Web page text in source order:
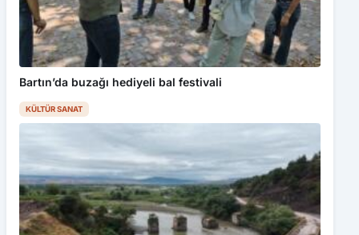
Bartın’da buzağı hediyeli bal festivali
KÜLTÜR SANAT